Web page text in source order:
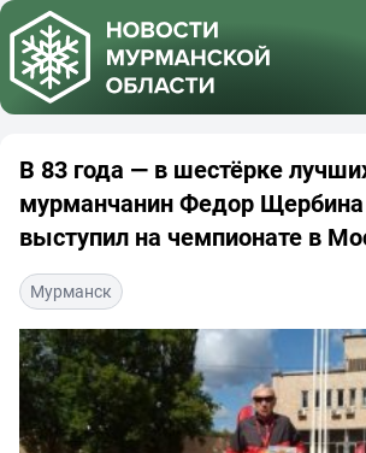
В 83 года — в шестёрке
мурманчанин Федор
выступил на чемпионате в
Мурманск